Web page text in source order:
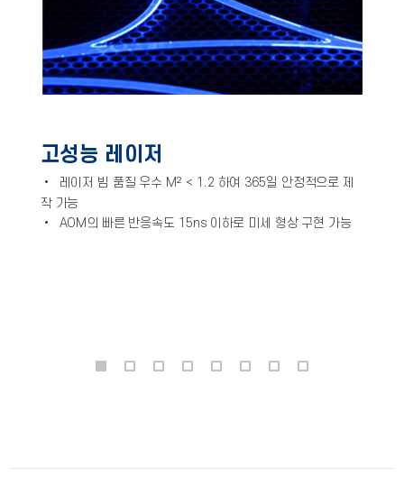
고성능 레이저
• 레이저 빔 품질 우수 M² < 1.2 하여 365일 안정적으로 제
작 가능
• AOM의 빠른 반응속도 15ns 이하로 미세 형상 구현 가능